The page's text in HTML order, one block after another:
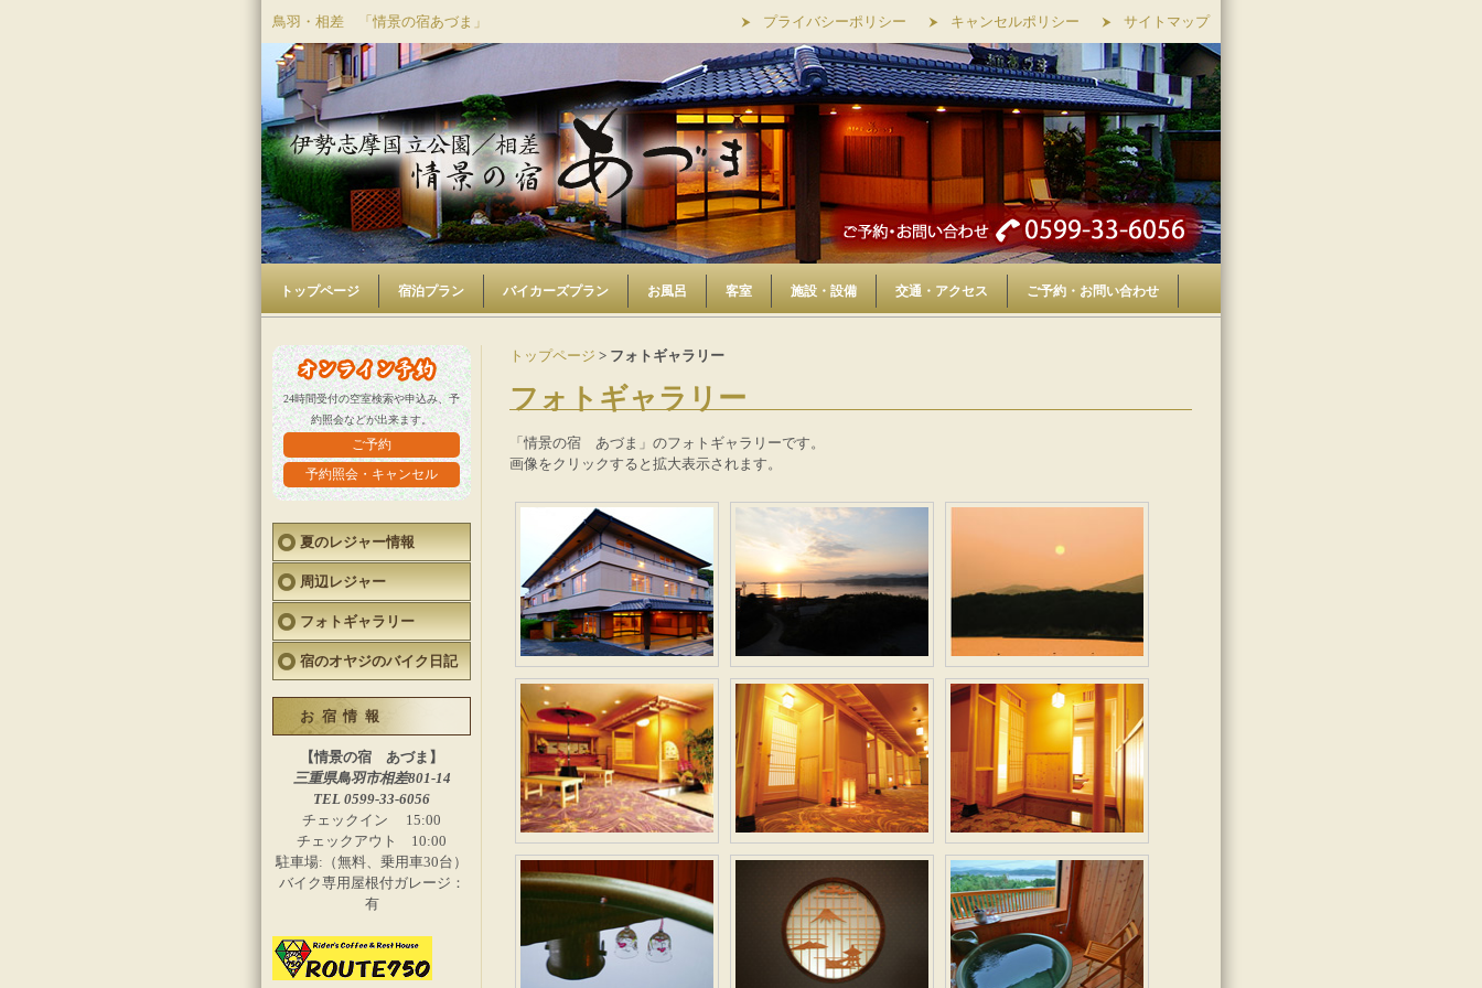
鳥羽・相差 「情景の宿あづま」 プライバシーポリシー キャンセルポリシー サイトマップ
トップページ 宿泊プラン バイカーズプラン お風呂 客室 施設・設備 交通・アクセス ご予約・お問い合わせ
24時間受付の空室検索や申込み、予
約照会などが出来ます。
ご予約
予約照会・キャンセル
夏のレジャー情報
周辺レジャー
フォトギャラリー
宿のオヤジのバイク日記
お宿情報
【情景の宿 あづま】
三重県鳥羽市相差801-14
TEL 0599-33-6056
チェックイン 15:00
チェックアウト 10:00
駐車場:（無料、乗用車30台）
バイク専用屋根付ガレージ：
有
トップページ > フォトギャラリー
フォトギャラリー
「情景の宿 あづま」のフォトギャラリーです。
画像をクリックすると拡大表示されます。